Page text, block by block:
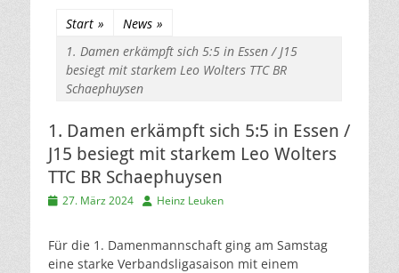
Start » News »
1. Damen erkämpft sich 5:5 in Essen / J15
besiegt mit starkem Leo Wolters TTC BR
Schaephuysen
1. Damen erkämpft sich 5:5 in Essen /
J15 besiegt mit starkem Leo Wolters
TTC BR Schaephuysen
Veröffentlicht
27. März 2024 AutorHeinz Leuken
Für die 1. Damenmannschaft ging am Samstag
eine starke Verbandsligasaison mit einem